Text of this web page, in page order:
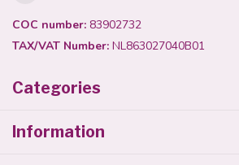
COC number: 83902732
TAX/VAT Number: NL863027040B01
Categories
Information